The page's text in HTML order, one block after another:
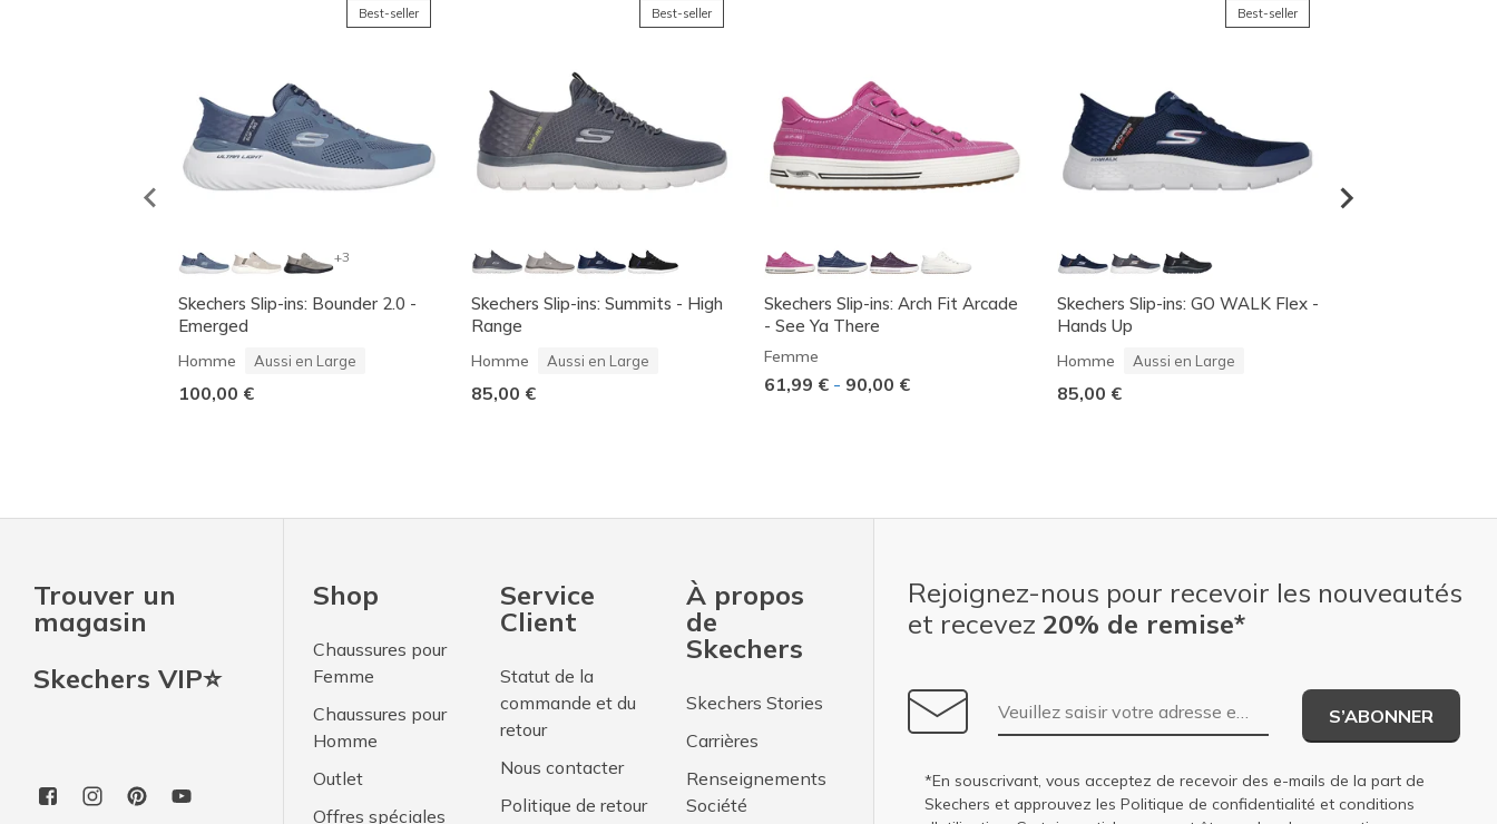
Best-seller
+3
Skechers Slip-ins: Bounder 2.0 -
Emerged
Homme Aussi en Large
100,00 €
Best-seller
Skechers Slip-ins: Summits - High
Range
Homme Aussi en Large
85,00 €
Skechers Slip-ins: Arch Fit Arcade
- See Ya There
Femme
61,99 € - 90,00 €
Best-seller
Skechers Slip-ins: GO WALK Flex -
Hands Up
Homme Aussi en Large
85,00 €
Trouver un
magasin
Skechers VIP⭐
Shop
Chaussures pour
Femme
Chaussures pour
Homme
Outlet
Offres spéciales
Service
Client
Statut de la
commande et du
retour
Nous contacter
Politique de retour
À propos
de
Skechers
Skechers Stories
Carrières
Renseignements
Société
Rejoignez-nous pour recevoir les nouveautés
et recevez 20% de remise*
Adresse e-mail
S’ABONNER
*En souscrivant, vous acceptez de recevoir des e-mails de la part de
Skechers et approuvez les Politique de confidentialité et conditions